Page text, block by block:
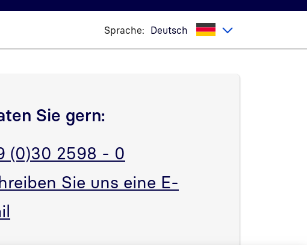
Sprache: Deutsch
Sie gern:
(0)30 2598 - 0
Sie uns eine E-